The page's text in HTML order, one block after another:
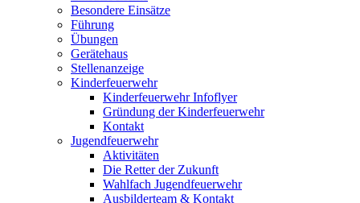
Besondere Einsätze
Führung
Übungen
Gerätehaus
Stellenanzeige
Kinderfeuerwehr
Kinderfeuerwehr Infoflyer
Gründung der Kinderfeuerwehr
Kontakt
Jugendfeuerwehr
Aktivitäten
Die Retter der Zukunft
Wahlfach Jugendfeuerwehr
Ausbilderteam & Kontakt